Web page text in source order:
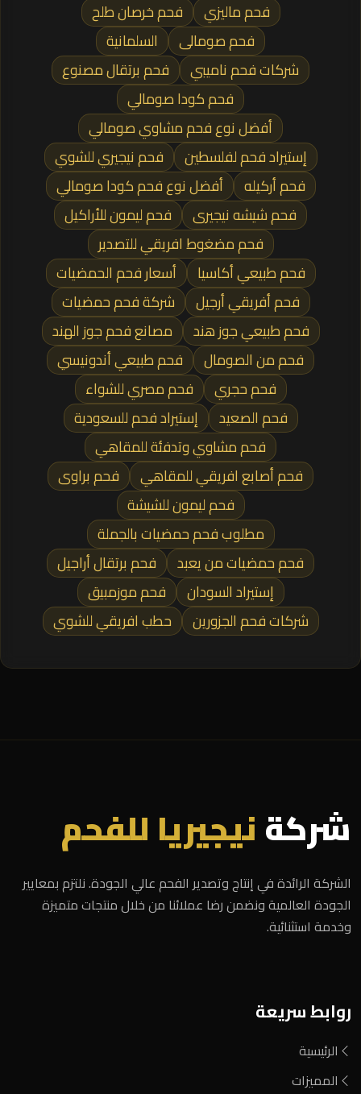
فحم ماليزي
فحم خرصان طلح
فحم صومالى
السلمانية
شركات فحم ناميبي
فحم برتقال مصنوع
فحم كودا صومالي
أفضل نوع فحم مشاوي صومالي
إستيراد فحم لفلسطين
فحم نيجيري للشوي
فحم أركيله
أفضل نوع فحم كودا صومالي
فحم شيشه نيجيرى
فحم ليمون للأراكيل
فحم مضغوط افريقي للتصدير
فحم طبيعي أكاسيا
أسعار فحم الحمضيات
فحم أفريقي أرجيل
شركة فحم حمضيات
فحم طبيعي جوز هند
مصانع فحم جوز الهند
فحم من الصومال
فحم طبيعي أندونيسي
فحم حجري
فحم مصري للشواء
فحم الصعيد
إستيراد فحم للسعودية
فحم مشاوي وتدفئة للمقاهي
فحم أصابع افريقي للمقاهي
فحم براوى
فحم ليمون للشيشة
مطلوب فحم حمضيات بالجملة
فحم حمضيات من يعبد
فحم برتقال أراجيل
إستيراد السودان
فحم موزمبيق
شركات فحم الجزورين
حطب افريقي للشوي
شركةنيجيريا للفحم
الشركة الرائدة في إنتاج وتصدير الفحم عالي الجودة. نلتزم بمعايير
الجودة العالمية ونضمن رضا عملائنا من خلال منتجات متميزة
وخدمة استثنائية.
روابط سريعة
الرئيسية
المميزات